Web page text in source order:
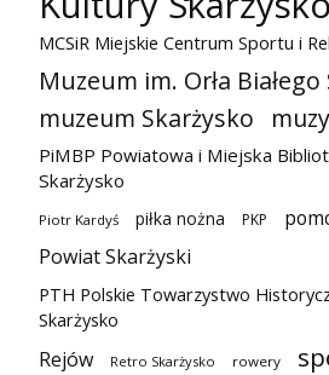
MCSiR Miejskie Centrum Sportu i
Muzeum im. Orła
muzeum Skarżysko
PiMBP Powiatowa i Miejska
Skarżysko
Piotr Kardyś piłka nożna PKP
Powiat Skarżyski
PTH Polskie Towarzystwo
Skarżysko
Rejów Retro Skarżysko rowery